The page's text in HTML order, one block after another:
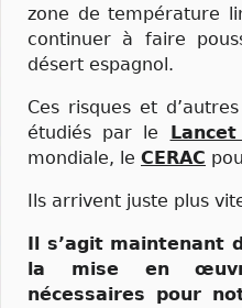
zone de température
continuer à faire
désert espagnol.
Ces risques et
étudiés par le
mondiale, le CERAC
Ils arrivent juste plus
Il s’agit maintenant
la mise en
nécessaires pour